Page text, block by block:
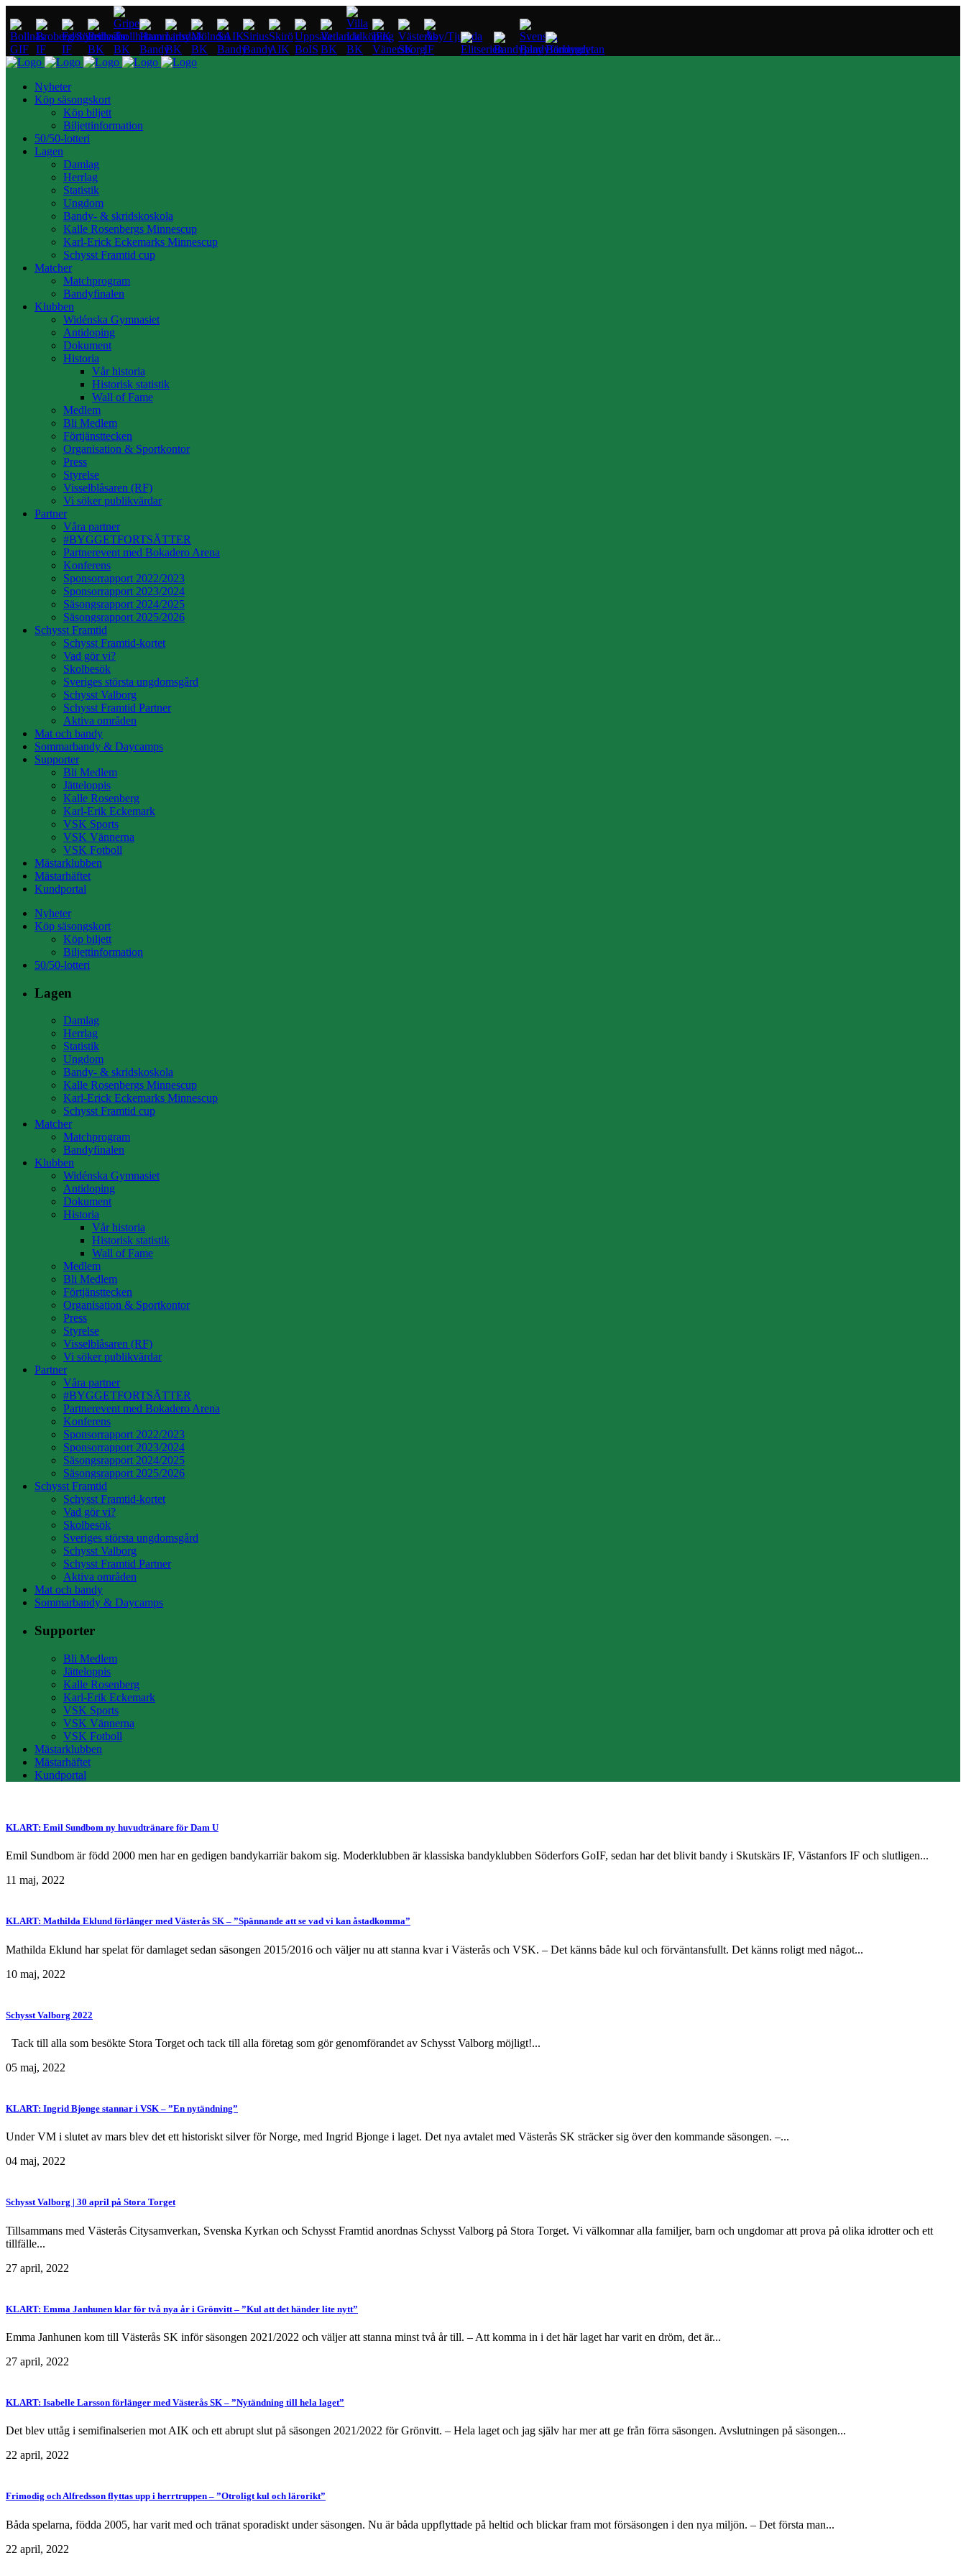
Nyheter
Köp säsongskort
Köp biljett
Biljettinformation
50/50-lotteri
Lagen
Damlag
Herrlag
Statistik
Ungdom
Bandy- & skridskoskola
Kalle Rosenbergs Minnescup
Karl-Erick Eckemarks Minnescup
Schysst Framtid cup
Matcher
Matchprogram
Bandyfinalen
Klubben
Widénska Gymnasiet
Antidoping
Dokument
Historia
Vår historia
Historisk statistik
Wall of Fame
Medlem
Bli Medlem
Förtjänsttecken
Organisation & Sportkontor
Press
Styrelse
Visselblåsaren (RF)
Vi söker publikvärdar
Partner
Våra partner
#BYGGETFORTSÄTTER
Partnerevent med Bokadero Arena
Konferens
Sponsorrapport 2022/2023
Sponsorrapport 2023/2024
Säsongsrapport 2024/2025
Säsongsrapport 2025/2026
Schysst Framtid
Schysst Framtid-kortet
Vad gör vi?
Skolbesök
Sveriges största ungdomsgård
Schysst Valborg
Schysst Framtid Partner
Aktiva områden
Mat och bandy
Sommarbandy & Daycamps
Supporter
Bli Medlem
Jätteloppis
Kalle Rosenberg
Karl-Erik Eckemark
VSK Sports
VSK Vännerna
VSK Fotboll
Mästarklubben
Mästarhäftet
Kundportal
Nyheter
Köp säsongskort
Köp biljett
Biljettinformation
50/50-lotteri
Lagen
Damlag
Herrlag
Statistik
Ungdom
Bandy- & skridskoskola
Kalle Rosenbergs Minnescup
Karl-Erick Eckemarks Minnescup
Schysst Framtid cup
Matcher
Matchprogram
Bandyfinalen
Klubben
Widénska Gymnasiet
Antidoping
Dokument
Historia
Vår historia
Historisk statistik
Wall of Fame
Medlem
Bli Medlem
Förtjänsttecken
Organisation & Sportkontor
Press
Styrelse
Visselblåsaren (RF)
Vi söker publikvärdar
Partner
Våra partner
#BYGGETFORTSÄTTER
Partnerevent med Bokadero Arena
Konferens
Sponsorrapport 2022/2023
Sponsorrapport 2023/2024
Säsongsrapport 2024/2025
Säsongsrapport 2025/2026
Schysst Framtid
Schysst Framtid-kortet
Vad gör vi?
Skolbesök
Sveriges största ungdomsgård
Schysst Valborg
Schysst Framtid Partner
Aktiva områden
Mat och bandy
Sommarbandy & Daycamps
Supporter
Bli Medlem
Jätteloppis
Kalle Rosenberg
Karl-Erik Eckemark
VSK Sports
VSK Vännerna
VSK Fotboll
Mästarklubben
Mästarhäftet
Kundportal
KLART: Emil Sundbom ny huvudtränare för Dam U
Emil Sundbom är född 2000 men har en gedigen bandykarriär bakom sig. Moderklubben är klassiska bandyklubben Söderfors GoIF, sedan har det blivit bandy i Skutskärs IF, Västanfors IF och slutligen...
11 maj, 2022
KLART: Mathilda Eklund förlänger med Västerås SK – ”Spännande att se vad vi kan åstadkomma”
Mathilda Eklund har spelat för damlaget sedan säsongen 2015/2016 och väljer nu att stanna kvar i Västerås och VSK. – Det känns både kul och förväntansfullt. Det känns roligt med något...
10 maj, 2022
Schysst Valborg 2022
Tack till alla som besökte Stora Torget och tack till alla företag som gör genomförandet av Schysst Valborg möjligt!...
05 maj, 2022
KLART: Ingrid Bjonge stannar i VSK – ”En nytändning”
Under VM i slutet av mars blev det ett historiskt silver för Norge, med Ingrid Bjonge i laget. Det nya avtalet med Västerås SK sträcker sig över den kommande säsongen. –...
04 maj, 2022
Schysst Valborg | 30 april på Stora Torget
Tillsammans med Västerås Citysamverkan, Svenska Kyrkan och Schysst Framtid anordnas Schysst Valborg på Stora Torget. Vi välkomnar alla familjer, barn och ungdomar att prova på olika idrotter och ett
tillfälle...
27 april, 2022
KLART: Emma Janhunen klar för två nya år i Grönvitt – ”Kul att det händer lite nytt”
Emma Janhunen kom till Västerås SK inför säsongen 2021/2022 och väljer att stanna minst två år till. – Att komma in i det här laget har varit en dröm, det är...
27 april, 2022
KLART: Isabelle Larsson förlänger med Västerås SK – ”Nytändning till hela laget”
Det blev uttåg i semifinalserien mot AIK och ett abrupt slut på säsongen 2021/2022 för Grönvitt. – Hela laget och jag själv har mer att ge från förra säsongen. Avslutningen på säsongen...
22 april, 2022
Frimodig och Alfredsson flyttas upp i herrtruppen – ”Otroligt kul och lärorikt”
Båda spelarna, födda 2005, har varit med och tränat sporadiskt under säsongen. Nu är båda uppflyttade på heltid och blickar fram mot försäsongen i den nya miljön. – Det första man...
22 april, 2022